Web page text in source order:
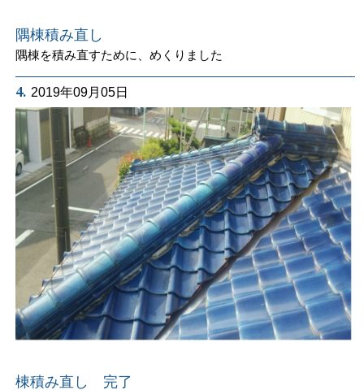
隅棟積み直し
隅棟を積み直すために、めくりました
4. 2019年09月05日
棟積み直し 完了